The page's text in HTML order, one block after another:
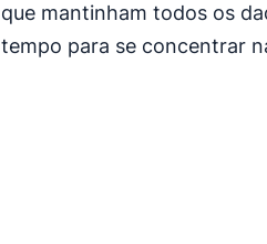
que mantinham todos os
tempo para se concentrar